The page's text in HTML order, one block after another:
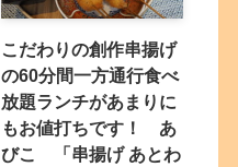
こだわりの創作串揚げ
の60分間一方通行食べ
放題ランチがあまりに
もお値打ちです！ あ
びこ 「串揚げ あとわ